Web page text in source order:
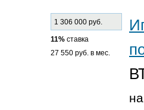
1 306 000 руб.
11% ставка
27 550 руб. в мес.